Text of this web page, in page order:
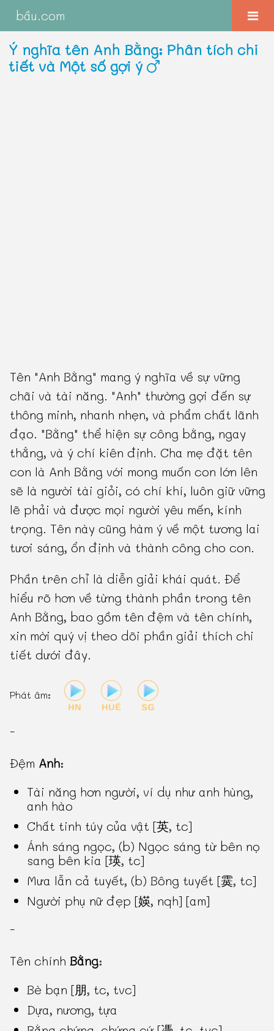
bầu.com
Ý nghĩa tên Anh Bằng: Phân tích chi
tiết và Một số gợi ý
Tên "Anh Bằng" mang ý nghĩa về sự vững
chãi và tài năng. "Anh" thường gợi đến sự
thông minh, nhanh nhẹn, và phẩm chất lãnh
đạo. "Bằng" thể hiện sự công bằng, ngay
thẳng, và ý chí kiên định. Cha mẹ đặt tên
con là Anh Bằng với mong muốn con lớn lên
sẽ là người tài giỏi, có chí khí, luôn giữ vững
lẽ phải và được mọi người yêu mến, kính
trọng. Tên này cũng hàm ý về một tương lai
tươi sáng, ổn định và thành công cho con.
Phần trên chỉ là diễn giải khái quát. Để
hiểu rõ hơn về từng thành phần trong tên
Anh Bằng, bao gồm tên đệm và tên chính,
xin mời quý vị theo dõi phần giải thích chi
tiết dưới đây.
Phát âm:
-
Đệm Anh:
Tài năng hơn người, ví dụ như anh hùng,
anh hào
Chất tinh túy của vật [英, tc]
Ánh sáng ngọc, (b) Ngọc sáng từ bên nọ
sang bên kia [瑛, tc]
Mưa lẫn cả tuyết, (b) Bông tuyết [霙, tc]
Người phụ nữ đẹp [媖, nqh] [am]
-
Tên chínhBằng:
Bè bạn [朋, tc, tvc]
Dựa, nương, tựa